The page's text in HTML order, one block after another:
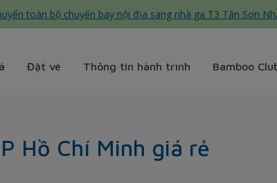
toàn bộ chuyến bay nội địa sang nhà ga T3 Tân Sơn
Đặt vé Thông tin hành trình Bamboo
Hồ Chí Minh giá rẻ